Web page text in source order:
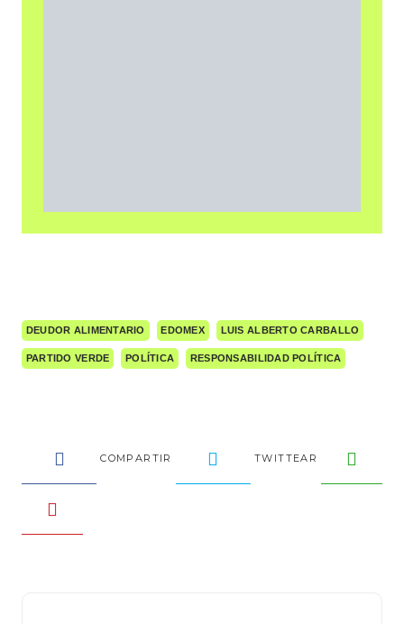
DEUDOR ALIMENTARIO EDOMEX LUIS ALBERTO CARBALLO
PARTIDO VERDE POLÍTICA RESPONSABILIDAD POLÍTICA
COMPARTIR TWITTEAR